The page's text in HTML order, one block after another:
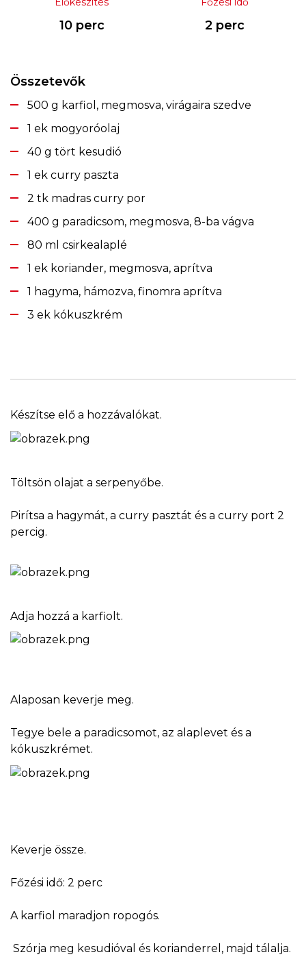
10 perc 2 perc
Összetevők
500 g karfiol, megmosva, virágaira szedve
1 ek mogyoróolaj
40 g tört kesudió
1 ek curry paszta
2 tk madras curry por
400 g paradicsom, megmosva, 8-ba vágva
80 ml csirkealaplé
1 ek koriander, megmosva, aprítva
1 hagyma, hámozva, finomra aprítva
3 ek kókuszkrém
Készítse elő a hozzávalókat.
Töltsön olajat a serpenyőbe.
Pirítsa a hagymát, a curry pasztát és a curry port 2
percig.
Adja hozzá a karfiolt.
Alaposan keverje meg.
Tegye bele a paradicsomot, az alaplevet és a
kókuszkrémet.
Keverje össze.
Főzési idő: 2 perc
A karfiol maradjon ropogós.
Szórja meg kesudióval és korianderrel, majd tálalja.